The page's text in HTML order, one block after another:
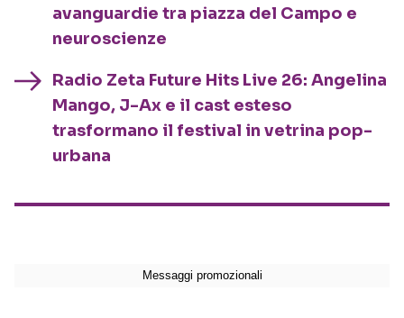
avanguardie tra piazza del Campo e
neuroscienze
Radio Zeta Future Hits Live 26: Angelina
Mango, J-Ax e il cast esteso
trasformano il festival in vetrina pop-
urbana